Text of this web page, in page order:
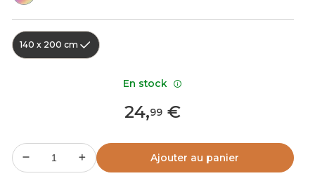
140 x 200 cm
24,99 €
Ajouter au panier